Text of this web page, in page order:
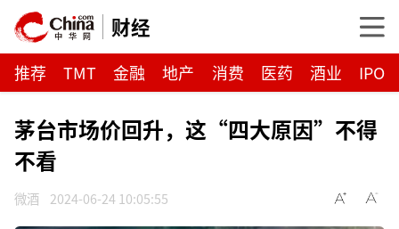
财经
推荐 TMT 金融 地产 消费 医药 酒业 IPO
​茅台市场价回升，这“四大原因”不得
不看
微酒 2024-06-24 10:05:55